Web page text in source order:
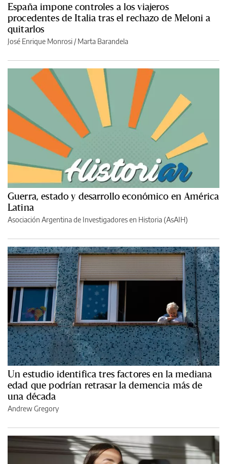
España impone controles a los viajeros
procedentes de Italia tras el rechazo de Meloni a
quitarlos
José Enrique Monrosi / Marta Barandela
Guerra, estado y desarrollo económico en América
Latina
Asociación Argentina de Investigadores en Historia (AsAIH)
Un estudio identifica tres factores en la mediana
edad que podrían retrasar la demencia más de
una década
Andrew Gregory